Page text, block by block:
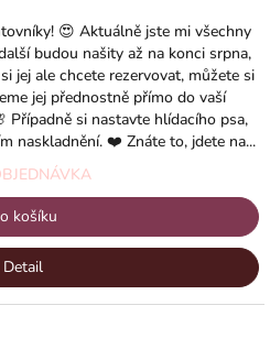
😍 Aktuálně jste mi všechny
budou našity až na konci srpna,
jej ale chcete rezervovat, můžete si
jej přednostně přímo do vaší
Případně si nastavte hlídacího psa,
naskladnění. ❤️ Znáte to, jdete na...
košíku
Detail